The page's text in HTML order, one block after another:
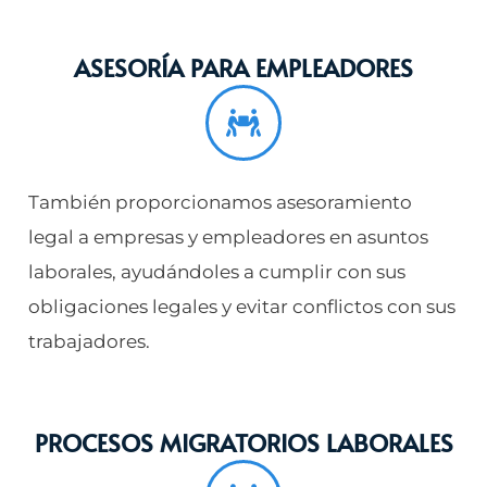
ASESORÍA PARA EMPLEADORES
También proporcionamos asesoramiento
legal a empresas y empleadores en asuntos
laborales, ayudándoles a cumplir con sus
obligaciones legales y evitar conflictos con sus
trabajadores.
PROCESOS MIGRATORIOS LABORALES